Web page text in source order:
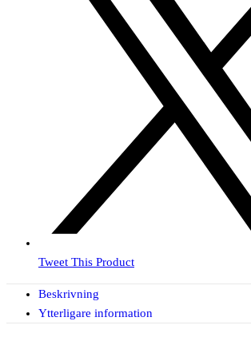
Tweet This Product
Beskrivning
Ytterligare information